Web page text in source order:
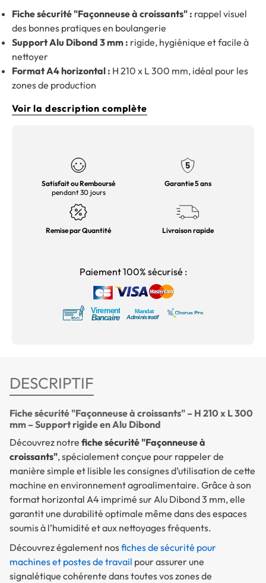
Fiche sécurité "Façonneuse à croissants" : rappel visuel
des bonnes pratiques en boulangerie
Support Alu Dibond 3 mm : rigide, hygiénique et facile à
nettoyer
Format A4 horizontal : H 210 x L 300 mm, idéal pour les
zones de production
Voir la description complète
Satisfait ou Remboursé
pendant 30 jours
Garantie 5 ans
Remise par Quantité Livraison rapide
Paiement 100% sécurisé :
DESCRIPTIF
Fiche sécurité "Façonneuse à croissants" – H 210 x L 300
mm – Support rigide en Alu Dibond
Découvrez notre fiche sécurité "Façonneuse à
croissants", spécialement conçue pour rappeler de
manière simple et lisible les consignes d’utilisation de cette
machine en environnement agroalimentaire. Grâce à son
format horizontal A4 imprimé sur Alu Dibond 3 mm, elle
garantit une durabilité optimale même dans des espaces
soumis à l’humidité et aux nettoyages fréquents.
Découvrez également nosfiches de sécurité pour
machines et postes de travail pour assurer une
signalétique cohérente dans toutes vos zones de